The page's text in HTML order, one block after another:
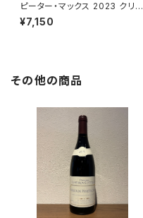
ピーター・マックス 2023 クリス
タルム
¥7,150
その他の商品